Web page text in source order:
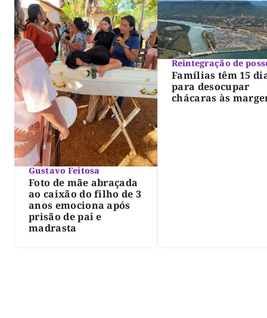
Gustavo Feitosa
Foto de mãe abraçada
ao caixão do filho de 3
anos emociona após
prisão de pai e
madrasta
Reintegração de
Famílias têm 15
para desocupar
chácaras às